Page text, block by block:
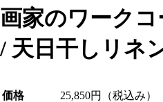
画家のワーク
/ 天日干しリネ
価格 25,850円
（税込み）